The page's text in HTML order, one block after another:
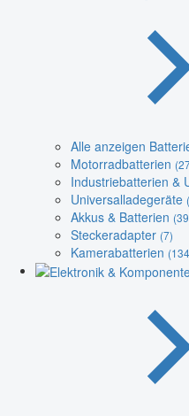
Alle anzeigen
Motorradbatterien
Industriebatterien &
Universalladegeräte
Akkus & Batterien
Steckeradapter (7)
Kamerabatterien